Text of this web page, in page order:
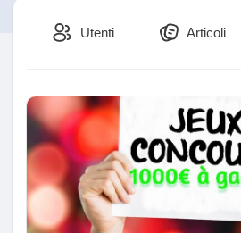
My Blogs
Discover Mercatino
Utenti Articoli